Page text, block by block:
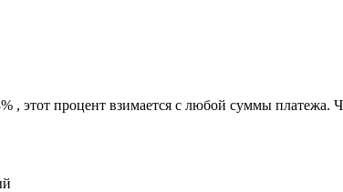
, этот процент взимается с любой суммы платежа.